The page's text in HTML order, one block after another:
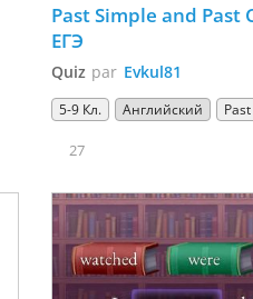
Past Simple and Past
ЕГЭ
Quiz par Evkul81
5-9 Кл. Английский
27